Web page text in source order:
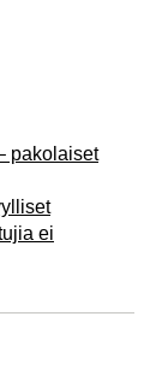
pakolaiset
ei